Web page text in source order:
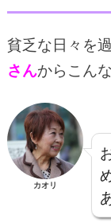
貧乏な日々を
さんからこん
カオリ